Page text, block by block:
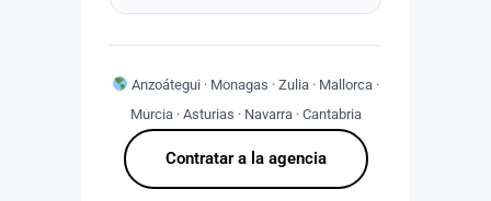
Anzoátegui · Monagas · Zulia · Mallorca ·
Murcia · Asturias · Navarra · Cantabria
Contratar a la agencia